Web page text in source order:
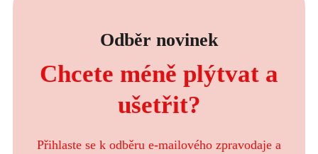
Odběr novinek
Chcete méně plýtvat a
ušetřit?
Přihlaste se k odběru e-mailového zpravodaje a